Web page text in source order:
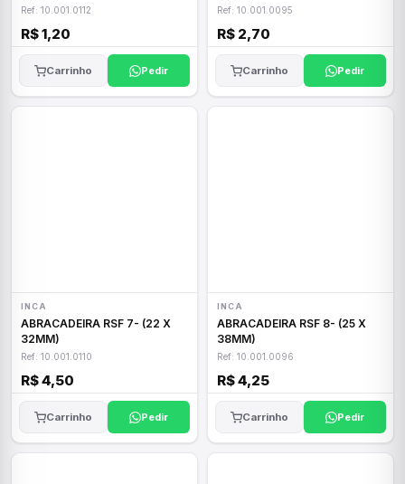
Ref: 10.001.0112
R$ 1,20
Carrinho Pedir
Ref: 10.001.0095
R$ 2,70
Carrinho Pedir
INCA
ABRACADEIRA RSF 7- (22 X
32MM)
Ref: 10.001.0110
R$ 4,50
Carrinho Pedir
INCA
ABRACADEIRA RSF 8- (25 X
38MM)
Ref: 10.001.0096
R$ 4,25
Carrinho Pedir